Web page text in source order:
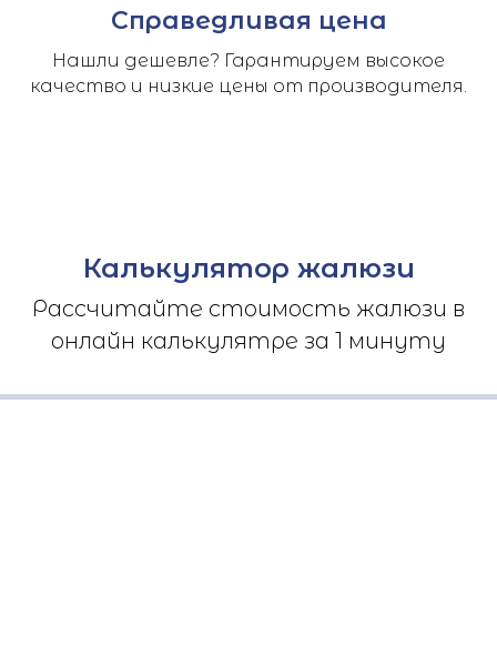
Справедливая цена
Нашли дешевле? Гарантируем высокое
качество и низкие цены от производителя.
Калькулятор жалюзи
Рассчитайте стоимость жалюзи в
онлайн калькулятре за 1 минуту